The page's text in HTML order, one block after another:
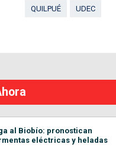
QUILPUÉ UDEC
al Biobío: pronostican
eléctricas y heladas